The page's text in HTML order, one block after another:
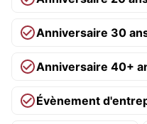
Anniversaire 30
Anniversaire 40+
Évènement